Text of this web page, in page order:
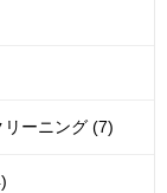
ーニング (7)